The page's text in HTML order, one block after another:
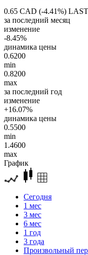
0.65 CAD (-4.41%)
за последний месяц
изменение
-8.45%
динамика цены
0.6200
min
0.8200
max
за последний год
изменение
+16.07%
динамика цены
0.5500
min
1.4600
max
График
Сегодня
1 мес
3 мес
6 мес
1 год
3 года
Произвольный